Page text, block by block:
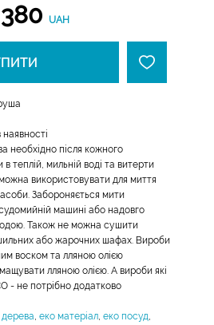
380 UAH
наявності
необхідно після кожного
теплій, мильній воді та витерти
використовувати для миття
Забороняється мити
машині або надовго
Також не можна сушити
або жарочних шафах. Вироби
воском та лляною олією
лляною олією. А вироби які
- не потрібно додатково
, еко матеріал, еко посуд,